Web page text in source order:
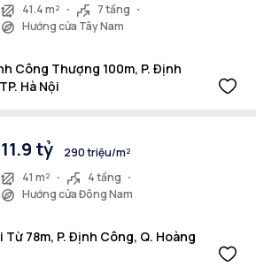
41.4 m²
7 tầng
Hướng cửa Tây Nam
Công Thượng 100m, P. Định
Hà Nội
11.9 tỷ
290 triệu/m²
41 m²
4 tầng
Hướng cửa Đông Nam
78m, P. Định Công, Q. Hoàng